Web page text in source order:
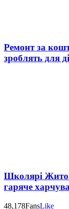
Ремонт за
зроблять для
Школярі
гаряче
48,178FansLike